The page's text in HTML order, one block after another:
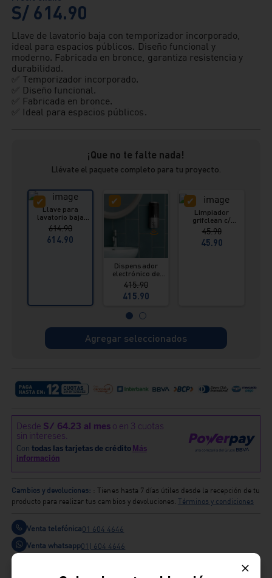
S/ 614.90
Llave de lavatorio baja con temporizador incorporado,
ideal para espacios públicos. Diseño funcional y
moderno. Fabricada en bronce, garantiza resistencia y
durabilidad.
✅ Temporizador incorporado.
✅ Diseño funcional.
✅ Fabricada en bronce.
✅ Ideal para espacios públicos.
¡Que no te falte nada!
Llévate el paquete completo para tu proyecto.
Llave para
lavatorio baja
temporizado
hecho en bronce
Vainsa
614.90
614.90
Dispensador
electrónico de
baño a la pared
Vainsa
415.90
415.90
Limpiador
grifclean c/
pulverizador 615
ml Vainsa
45.90
45.90
Agregar seleccionados
Cambios y devoluciones: : Tienes hasta 7 días útiles desde la recepción de tu
producto para realizar tus cambios y devoluciones. Términos y condiciones
Venta telefónica01 604 4646
Venta whatsapp01) 604 4646